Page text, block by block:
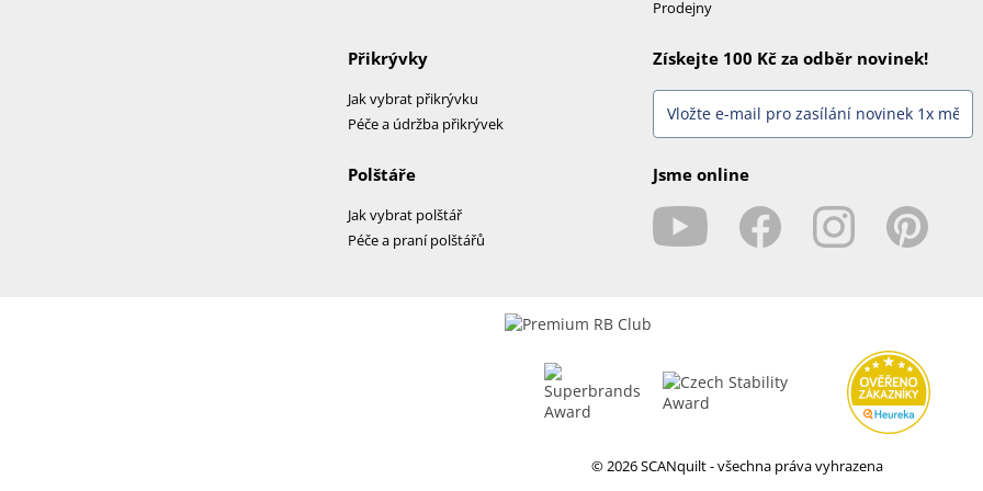
Prodejny
Přikrývky
Jak vybrat přikrývku
Péče a údržba přikrývek
Polštáře
Jak vybrat polštář
Péče a praní polštářů
Získejte 100 Kč za odběr novinek!
Jsme online
© 2026 SCANquilt - všechna práva vyhrazena